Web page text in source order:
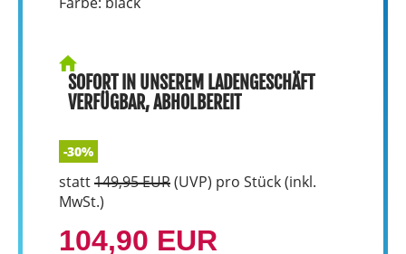
SOFORT IN UNSEREM LADENGESCHÄFT
VERFÜGBAR, ABHOLBEREIT
-30%
statt149,95 EUR(UVP) pro Stück (inkl.
MwSt.)
104,90 EUR